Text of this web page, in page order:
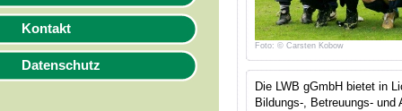
Kontakt
Datenschutz
Foto: © Carsten Kobow
Die LWB gGmbH bietet in
Bildungs-, Betreuungs- und